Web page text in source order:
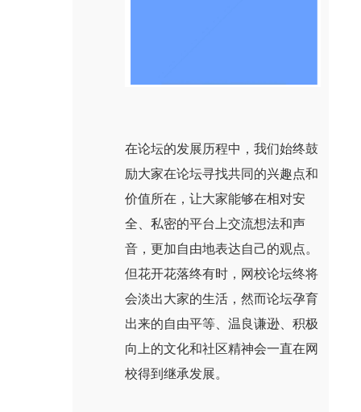
在论坛的发展历程中，我们始终鼓
励大家在论坛寻找共同的兴趣点和
价值所在，让大家能够在相对安
全、私密的平台上交流想法和声
音，更加自由地表达自己的观点。
但花开花落终有时，网校论坛终将
会淡出大家的生活，然而论坛孕育
出来的自由平等、温良谦逊、积极
向上的文化和社区精神会一直在网
校得到继承发展。